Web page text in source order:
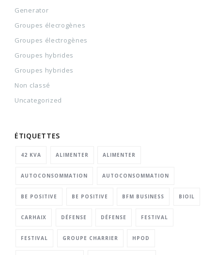
Generator
Groupes élecrogènes
Groupes électrogènes
Groupes hybrides
Groupes hybrides
Non classé
Uncategorized
ÉTIQUETTES
42 KVA ALIMENTER ALIMENTER
AUTOCONSOMMATION AUTOCONSOMMATION
BE POSITIVE BE POSITIVE BFM BUSINESS BIOIL
CARHAIX DÉFENSE DÉFENSE FESTIVAL
FESTIVAL GROUPE CHARRIER HPOD